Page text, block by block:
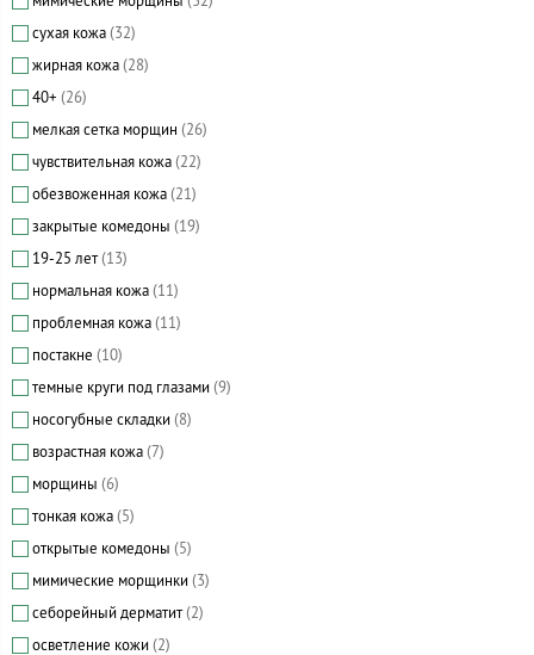
сухая кожа (32)
жирная кожа (28)
40+ (26)
мелкая сетка морщин (26)
чувствительная кожа (22)
обезвоженная кожа (21)
закрытые комедоны (19)
19-25 лет(13)
нормальная кожа (11)
проблемная кожа (11)
постакне (10)
темные круги под глазами (9)
носогубные складки (8)
возрастная кожа (7)
морщины (6)
тонкая кожа (5)
открытые комедоны (5)
мимические морщинки (3)
себорейный дерматит(2)
осветление кожи (2)